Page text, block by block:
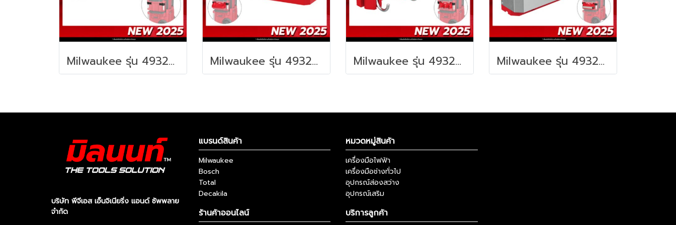
Milwaukee รุ่น 4932498643 PACKOUT™ ขายึดกล่องเครื่องมือ (2 ชิ้น) รหัส 4932498643 Milwaukee รุ่น 4932498647 PACKOUT™ ถาดสำหรับยึดกล่องเครื่องมือ รหัส 4932498647 Milwaukee รุ่น 4932498650 PACKOUT™ ตะขอแขวนสำหรับยึดกล่องเครื่องมือ รหัส 4932498650 Milwaukee รุ่น 4932498644 PACKOUT™ ถาดเครื่องมือช่างสำหรับยึดกล่องเครื่องมือ รหัส 4932498644
บริษัท พีจีเอส เอ็นจิเนียริ่ง แอนด์ ซัพพลาย
จำกัด
แบรนด์สินค้า
Milwaukee
Bosch
Total
Decakila
หมวดหมู่สินค้า
เครื่องมือไฟฟ้า
เครื่องมือช่างทั่วไป
อุปกรณ์ส่องสว่าง
อุปกรณ์เสริม
ร้านค้าออนไลน์ บริการลูกค้า